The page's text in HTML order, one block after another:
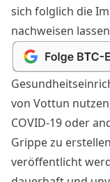
sich folglich die
nachweisen
von Vottun
COVID-19 oder
Grippe zu
veröffentlicht